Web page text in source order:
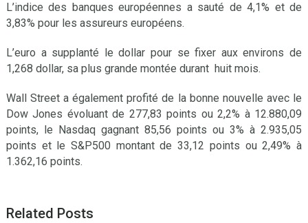
L’indice des banques européennes a sauté de 4,1% et de
3,83% pour les assureurs européens.
L’euro a supplanté le dollar pour se fixer aux environs de
1,268 dollar, sa plus grande montée durant huit mois.
Wall Street a également profité de la bonne nouvelle avec le
Dow Jones évoluant de 277,83 points ou 2,2% à 12.880,09
points, le Nasdaq gagnant 85,56 points ou 3% à 2.935,05
points et le S&P500 montant de 33,12 points ou 2,49% à
1.362,16 points.
Related Posts